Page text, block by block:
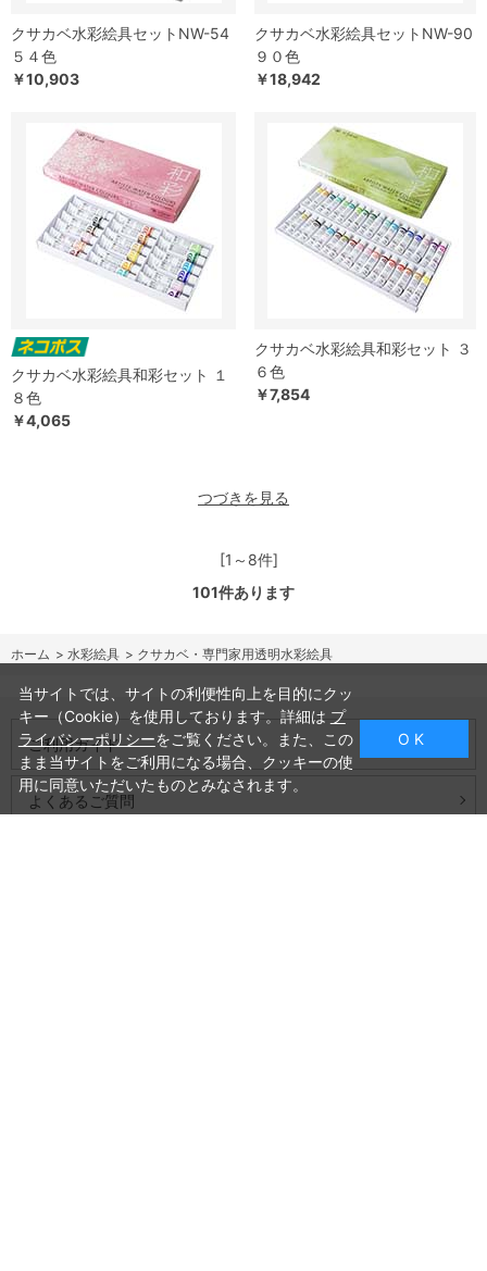
クサカベ水彩絵具セットNW-54
５４色
￥10,903
クサカベ水彩絵具セットNW-90
９０色
￥18,942
クサカベ水彩絵具和彩セット １
８色
￥4,065
クサカベ水彩絵具和彩セット ３
６色
￥7,854
つづきを見る
[1～8件]
101件あります
ホーム > 水彩絵具 > クサカベ・専門家用透明水彩絵具
ご利用ガイド
よくあるご質問
当サイトでは、サイトの利便性向上を目的にクッ
キー（Cookie）を使用しております。詳細は プ
ライバシーポリシーをご覧ください。また、この
まま当サイトをご利用になる場合、クッキーの使
用に同意いただいたものとみなされます。
O K